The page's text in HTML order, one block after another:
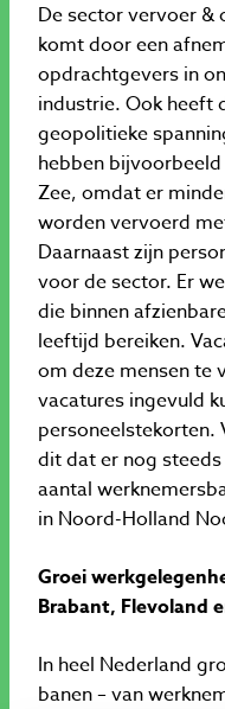
De sector vervoer &
komt door een
opdrachtgevers in
industrie. Ook heeft
geopolitieke
hebben
Zee, omdat er
worden vervoerd
Daarnaast zijn
voor de sector. Er
die binnen
leeftijd bereiken.
om deze mensen te
vacatures ingevuld
personeelstekorten.
dit dat er nog
aantal
in Noord-Holland
Groei
Brabant, Flevoland
In heel Nederland
banen – van